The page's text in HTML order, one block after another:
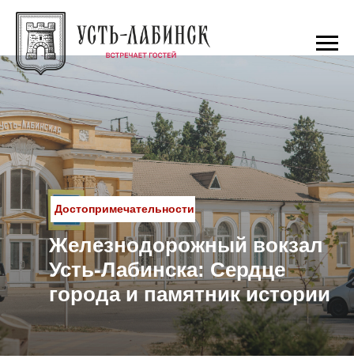
Железнодорожный вокзал
Усть-Лабинска: Сердце
города и памятник истории
Достопримечательности